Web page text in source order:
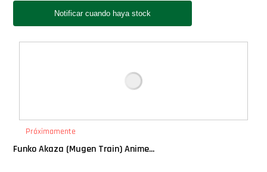
Próximamente
Funko Akaza (Mugen Train) Anime...